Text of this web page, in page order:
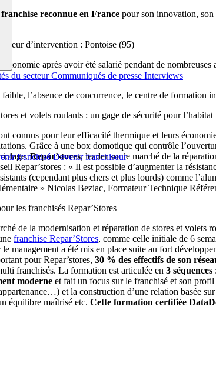
du secteur Communiqués de presse Interviews
franchisé Devenir franchiseur
franchise reconnue en France pour son innovation, son
d’intervention : Pontoise (95)
après avoir été salarié pendant de nombreuses
l’absence de concurrence, le centre de formation
et volets roulants : un gage de sécurité pour l’habitat
connus pour leur efficacité thermique et leurs
Grâce à une box domotique qui contrôle
Repar’stores, leader sur le marché de la
Repar’stores : « Il est possible d’augmenter la
(cependant plus chers et plus lourds) comme
» Nicolas Beziac, Formateur Technique
les franchisés Repar’Stores
de la modernisation et réparation de stores et volets
franchise Repar’Stores, comme celle initiale de 6
management a été mis en place suite au fort
pour Repar’stores, 30 % des effectifs de son
franchisés. La formation est articulée en 3 séquences :
moderne et fait un focus sur le franchisé et son
et la construction d’une relation basée
équilibre maîtrisé etc. Cette formation certifiée